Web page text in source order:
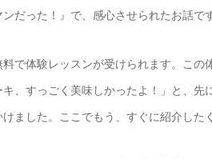
だった！』で、感心させられたお話で
で体験レッスンが受けられます。こ
、すっごく美味しかったよ！」と、
ました。ここでもう、すぐに紹介した